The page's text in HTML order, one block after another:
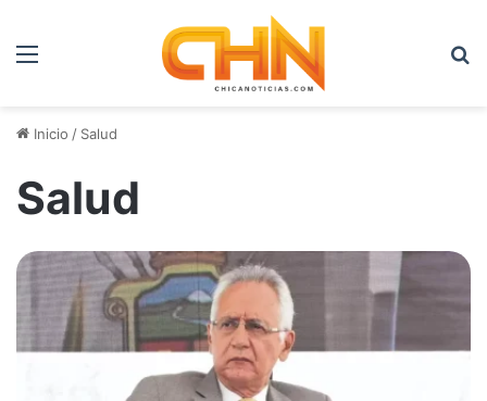
Menú
Inicio / Salud
Salud